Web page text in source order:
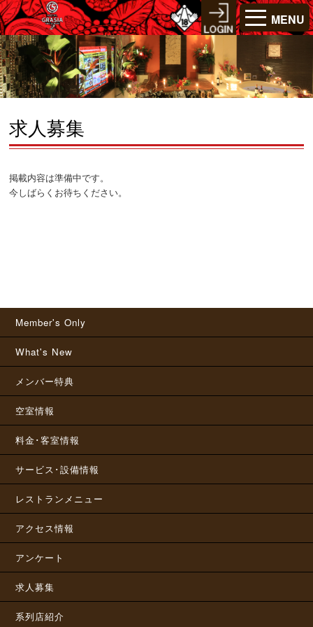
MENU
求人募集
掲載内容は準備中です。
今しばらくお待ちください。
Member's Only
What's New
メンバー特典
空室情報
料金･客室情報
サービス･設備情報
レストランメニュー
アクセス情報
アンケート
求人募集
系列店紹介